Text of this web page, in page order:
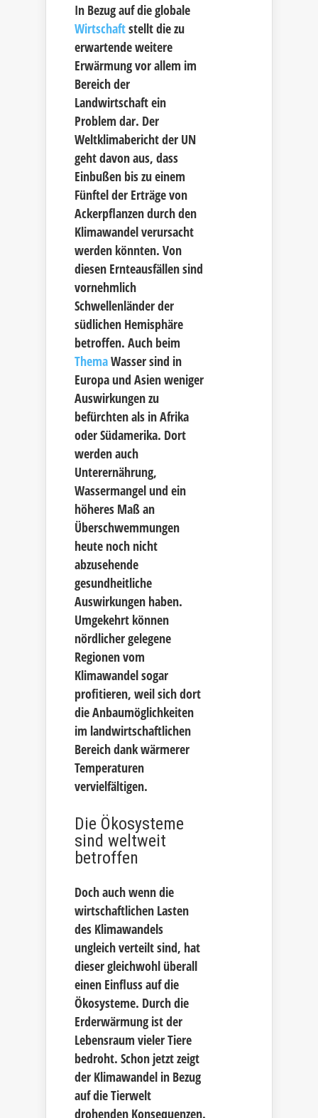
In Bezug auf die globale
Wirtschaftstellt die zu
erwartende weitere
Erwärmung vor allem im
Bereich der
Landwirtschaft ein
Problem dar. Der
Weltklimabericht der UN
geht davon aus, dass
Einbußen bis zu einem
Fünftel der Erträge von
Ackerpflanzen durch den
Klimawandel verursacht
werden könnten. Von
diesen Ernteausfällen sind
vornehmlich
Schwellenländer der
südlichen Hemisphäre
betroffen. Auch beim
ThemaWasser sind in
Europa und Asien weniger
Auswirkungen zu
befürchten als in Afrika
oder Südamerika. Dort
werden auch
Unterernährung,
Wassermangel und ein
höheres Maß an
Überschwemmungen
heute noch nicht
abzusehende
gesundheitliche
Auswirkungen haben.
Umgekehrt können
nördlicher gelegene
Regionen vom
Klimawandel sogar
profitieren, weil sich dort
die Anbaumöglichkeiten
im landwirtschaftlichen
Bereich dank wärmerer
Temperaturen
vervielfältigen.
Die Ökosysteme
sind weltweit
betroffen
Doch auch wenn die
wirtschaftlichen Lasten
des Klimawandels
ungleich verteilt sind, hat
dieser gleichwohl überall
einen Einfluss auf die
Ökosysteme. Durch die
Erderwärmung ist der
Lebensraum vieler Tiere
bedroht. Schon jetzt zeigt
der Klimawandel in Bezug
auf die Tierwelt
drohenden Konsequenzen.